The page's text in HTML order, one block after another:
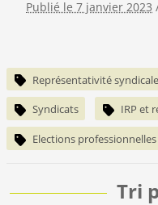
Publié le 7 janvier 2023
Représentativité syndicale
Syndicats IRP et
Elections professionnelles
Tri